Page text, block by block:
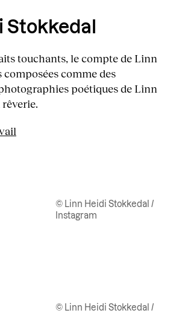
Stokkedal
touchants, le compte de Linn
composées comme des
poétiques de Linn
© Linn Heidi Stokkedal /
Instagram
© Linn Heidi Stokkedal /